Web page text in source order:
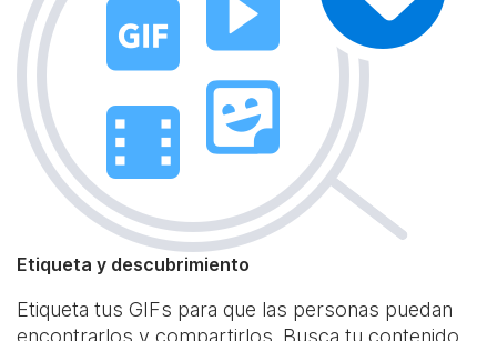
Etiqueta y descubrimiento
Etiqueta tus GIFs para que las personas puedan
encontrarlos y compartirlos. Busca tu contenido